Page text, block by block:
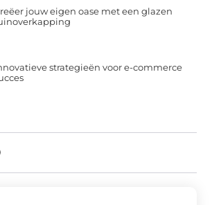
jouw eigen oase met een glazen
strategieën voor e-commerce